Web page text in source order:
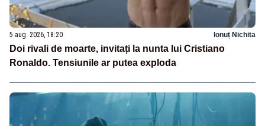
5 aug. 2026, 18:20 Ionuț Nichita
Doi rivali de moarte, invitați la nunta lui Cristiano
Ronaldo. Tensiunile ar putea exploda